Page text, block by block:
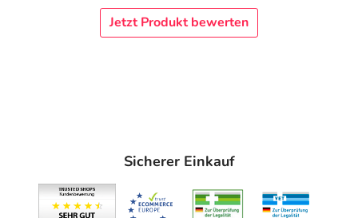
PDF des Beipackzettelskönnen Sie sich oben
Jetzt Produkt bewerten
Sicherer Einkauf